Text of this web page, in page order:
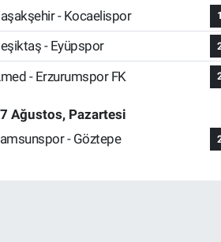
- Kocaelispor
- Eyüpspor
- Erzurumspor FK
Ağustos, Pazartesi
- Göztepe